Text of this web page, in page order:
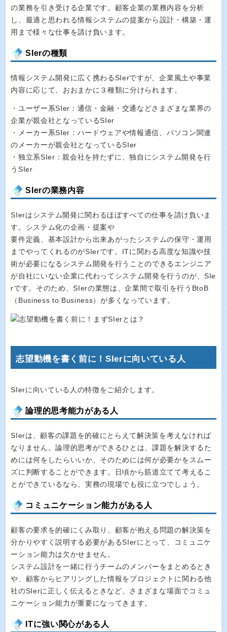
の業務を引き受ける企業です。顧客企業の業務内容を分析
し、最適と思われる情報システムの提案から設計・構築・運
用まで様々な仕事を請け負います。
SIerの種類
情報システム開発に広く携わるSIerですが、企業風土や事業
内容に応じて、おおまかに３種類に分けられます。
・ユーザー系SIer：通信・金融・交通などさまざまな業界の
企業が親会社となっているSIer
・メーカー系SIer：ハードウェアや情報通信、パソコン関連
のメーカーが親会社となっているSIer
・独立系SIer：親会社を持たずに、独自にシステム開発を行
うSIer
SIerの業務内容
SIerはシステム開発に関わるほぼすべての仕事を請け負いま
す。システム化の企画・提案や
要件定義、基本設計から出来あがったシステムの保守・運用
までやってくれるのがSIerです。ITに関わる高度な知識や技
術が必要になるシステム開発を行うことのできるエンジニア
が自社にいない企業に代わってシステム開発を行うのが、SIe
rです。そのため、SIerの業態は、企業間で取引を行うBtoB
（Business to Business）が多くなっています。
志望動機を書く前に！SIerに向いている人
SIerに向いている人の特徴をご紹介します。
論理的思考能力がある人
SIerは、顧客の課題を的確にとらえて解決策を考えなければ
なりません。論理的思考ができるひとは、課題を解決するた
めには何をしたらいいか、そのためには何が必要かをスムー
ズに判断することができます。日頃から筋道立てて考えるこ
とができているなら、実務の現場でも役に立つでしょう。
コミュニケーション能力がある人
顧客の要求を的確にくみ取り、顧客が抱える問題の解決策を
分かりやすく説明する必要があるSIerにとって、コミュニケ
ーション能力は欠かせません。
システム設計を一緒に行うチームのメンバーをまとめるとき
や、顧客からヒアリングした情報をプロジェクトに関わる他
社のSIerに正しく伝えるときなど、さまざまな場面でコミュ
ニケーション能力が重要になってきます。
ITに強い関心がある人